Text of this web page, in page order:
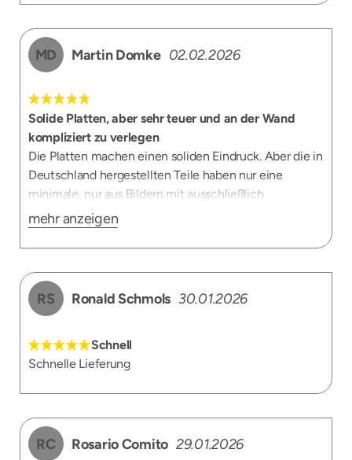
MD Martin Domke 02.02.2026
Solide Platten, aber sehr teuer und an der Wand
kompliziert zu verlegen
Die Platten machen einen soliden Eindruck. Aber die in
Deutschland hergestellten Teile haben nur eine
minimale, nur aus Bildern mit ausschließlich
englischsprachigem Text bestehende Anleitung. Doe
Verlegung an der Wand ist auch mit jahrzehntelanger
handwerklicher Erfahrung alles andere als einfach. Zur
Not machen lassen…
mehr anzeigen
RS Ronald Schmols 30.01.2026
Schnell
Schnelle Lieferung
RC Rosario Comito 29.01.2026